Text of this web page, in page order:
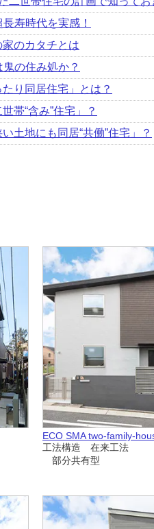
寿時代を実感！
のカタチとは
の住み処か？
り同居住宅」とは？
帯“含み”住宅」？
土地にも同居“共働”住宅」？
ECO SMA two-family-
工法構造 在来工法
部分共有型